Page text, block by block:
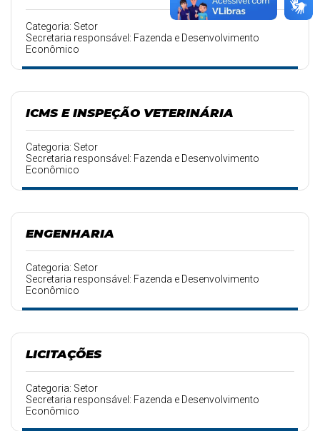
Categoria: Setor
Secretaria responsável: Fazenda e Desenvolvimento
Econômico
ICMS E INSPEÇÃO VETERINÁRIA
Categoria: Setor
Secretaria responsável: Fazenda e Desenvolvimento
Econômico
ENGENHARIA
Categoria: Setor
Secretaria responsável: Fazenda e Desenvolvimento
Econômico
LICITAÇÕES
Categoria: Setor
Secretaria responsável: Fazenda e Desenvolvimento
Econômico